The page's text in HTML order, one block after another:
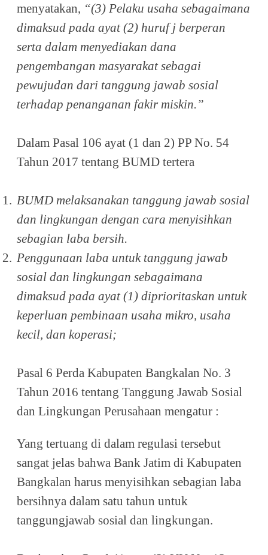
menyatakan, “(3) Pelaku usaha sebagaimana
dimaksud pada ayat (2) huruf j berperan
serta dalam menyediakan dana
pengembangan masyarakat sebagai
pewujudan dari tanggung jawab sosial
terhadap penanganan fakir miskin.”
Dalam Pasal 106 ayat (1 dan 2) PP No. 54
Tahun 2017 tentang BUMD tertera
1. BUMD melaksanakan tanggung jawab sosial
dan lingkungan dengan cara menyisihkan
sebagian laba bersih.
2. Penggunaan laba untuk tanggung jawab
sosial dan lingkungan sebagaimana
dimaksud pada ayat (1) diprioritaskan untuk
keperluan pembinaan usaha mikro, usaha
kecil, dan koperasi;
Pasal 6 Perda Kabupaten Bangkalan No. 3
Tahun 2016 tentang Tanggung Jawab Sosial
dan Lingkungan Perusahaan mengatur :
Yang tertuang di dalam regulasi tersebut
sangat jelas bahwa Bank Jatim di Kabupaten
Bangkalan harus menyisihkan sebagian laba
bersihnya dalam satu tahun untuk
tanggungjawab sosial dan lingkungan.